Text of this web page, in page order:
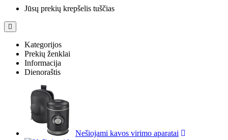
Jūsų prekių krepšelis tuščias
Kategorijos
Prekių ženklai
Informacija
Dienoraštis
Nešiojami kavos virimo aparatai